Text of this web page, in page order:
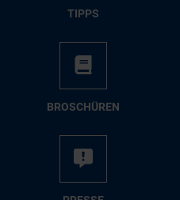
TIPPS
BRO­SCHÜ­REN